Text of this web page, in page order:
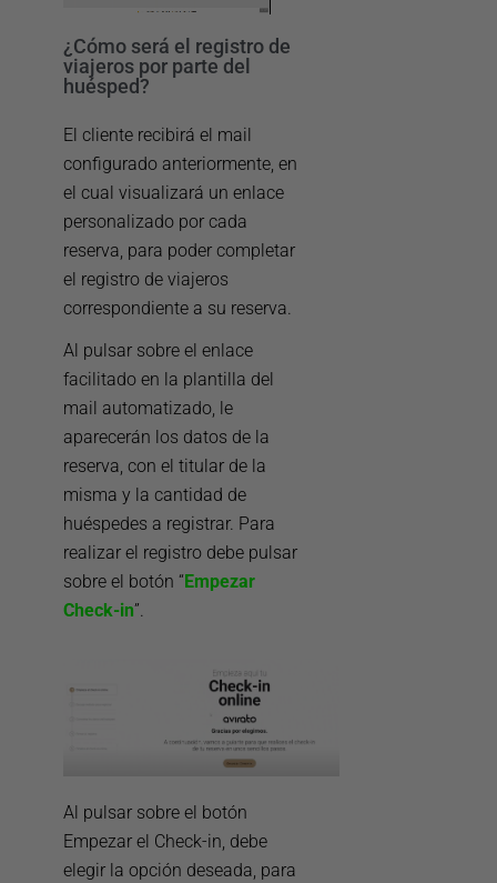
¿Cómo será el registro de
viajeros por parte del
huésped?
El cliente recibirá el mail
configurado anteriormente, en
el cual visualizará un enlace
personalizado por cada
reserva, para poder completar
el registro de viajeros
correspondiente a su reserva.
Al pulsar sobre el enlace
facilitado en la plantilla del
mail automatizado, le
aparecerán los datos de la
reserva, con el titular de la
misma y la cantidad de
huéspedes a registrar. Para
realizar el registro debe pulsar
sobre el botón “Empezar
Check-in”.
Al pulsar sobre el botón
Empezar el Check-in, debe
elegir la opción deseada, para